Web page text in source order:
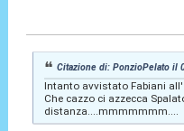
Citazione di: PonzioPelato il
Intanto avvistato Fabiani all'
Che cazzo ci azzecca
distanza....mmmmmmm....